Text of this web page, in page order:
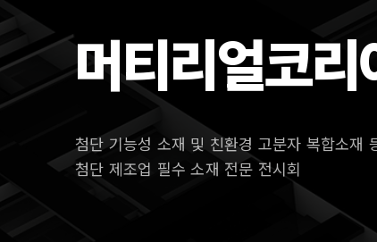
머티리얼코리
첨단 기능성 소재 및 친환경 고분자 복합소재
첨단 제조업 필수 소재 전문 전시회